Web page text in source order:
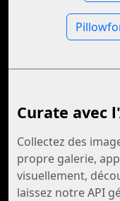
Curate avec
Collectez des
propre galerie,
visuellement,
laissez notre API